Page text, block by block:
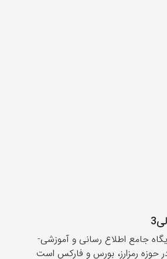
پایگاه جامع اطلاع رسانی و آموزشی-
حوزه رمزارز، بورس و فارکس است